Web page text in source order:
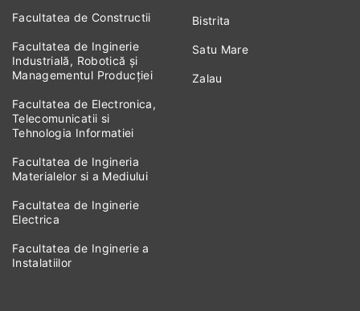
Facultatea de Constructii
Facultatea de Inginerie
Industrială, Robotică și
Managementul Producției
Facultatea de Electronica,
Telecomunicatii si
Tehnologia Informatiei
Facultatea de Ingineria
Materialelor si a Mediului
Facultatea de Inginerie
Electrica
Facultatea de Inginerie a
Instalatiilor
Bistrita
Satu Mare
Zalau